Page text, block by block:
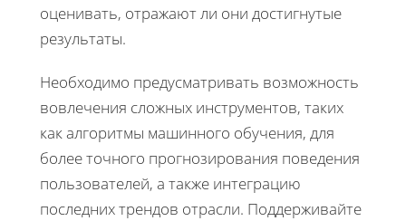
оценивать, отражают ли они достигнутые
результаты.
Необходимо предусматривать возможность
вовлечения сложных инструментов, таких
как алгоритмы машинного обучения, для
более точного прогнозирования поведения
пользователей, а также интеграцию
последних трендов отрасли. Поддерживайте